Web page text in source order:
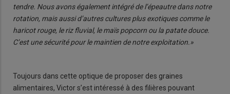
tendre. Nous avons également intégré de l’épeautre dans notre
rotation, mais aussi d’autres cultures plus exotiques comme le
haricot rouge, le riz fluvial, le maïs popcorn ou la patate douce.
C’est une sécurité pour le maintien de notre exploitation.»
Toujours dans cette optique de proposer des graines
alimentaires, Victor s’est intéressé à des filières pouvant